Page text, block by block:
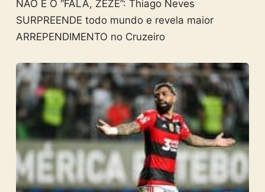
NÃO É O “FALA, ZEZÉ”: Thiago Neves
SURPREENDE todo mundo e revela maior
ARREPENDIMENTO no Cruzeiro